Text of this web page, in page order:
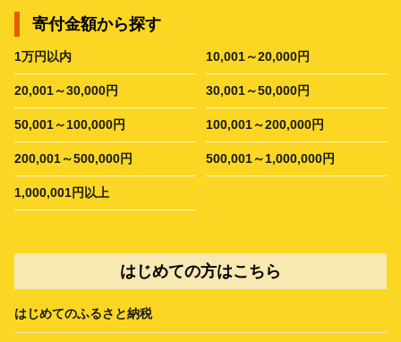
寄付金額から探す
1万円以内 10,001～20,000円
20,001～30,000円 30,001～50,000円
50,001～100,000円 100,001～200,000円
200,001～500,000円 500,001～1,000,000円
1,000,001円以上
はじめての方はこちら
はじめてのふるさと納税